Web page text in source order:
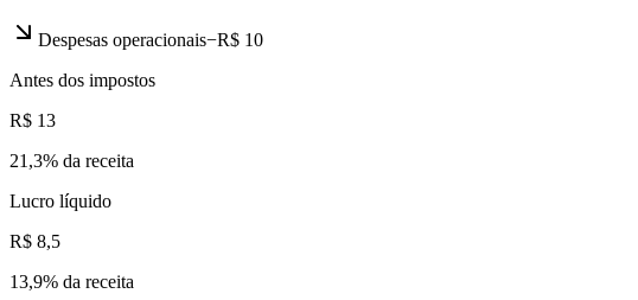
Despesas operacionais−R$ 10
Antes dos impostos
R$ 13
21,3% da receita
Lucro líquido
R$ 8,5
13,9% da receita